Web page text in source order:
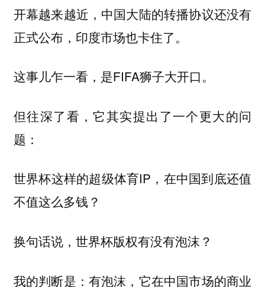
开幕越来越近，中国大陆的转播协议还没有
正式公布，印度市场也卡住了。
这事儿乍一看，是FIFA狮子大开口。
但往深了看，它其实提出了一个更大的问
题：
世界杯这样的超级体育IP，在中国到底还值
不值这么多钱？
换句话说，世界杯版权有没有泡沫？
我的判断是：有泡沫，它在中国市场的商业